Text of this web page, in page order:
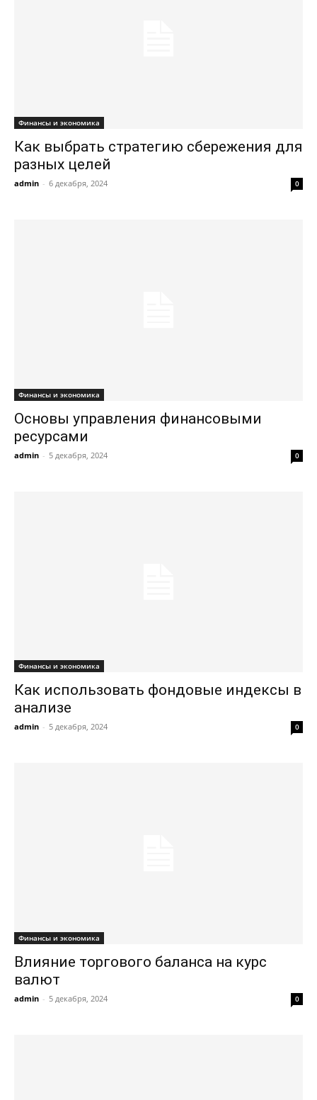
Финансы и экономика
Как выбрать стратегию сбережения для
разных целей
admin - 6 декабря, 2024 0
Финансы и экономика
Основы управления финансовыми
ресурсами
admin - 5 декабря, 2024 0
Финансы и экономика
Как использовать фондовые индексы в
анализе
admin - 5 декабря, 2024 0
Финансы и экономика
Влияние торгового баланса на курс
валют
admin - 5 декабря, 2024 0